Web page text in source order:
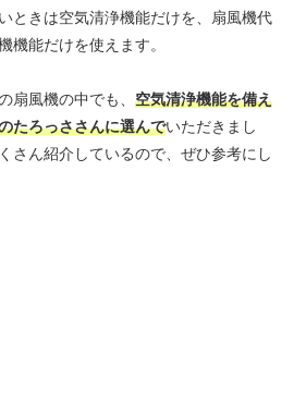
ときは空気清浄機能だけを、扇風機代
機能だけを使えます。
扇風機の中でも、 空気清浄機能を備え
たろっささんに選んでいただきまし
さん紹介しているので、ぜひ参考にし